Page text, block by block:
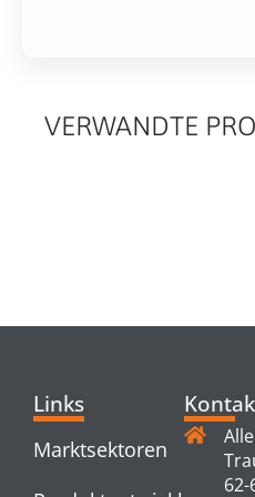
VERWANDTE
Links
Marktsektoren
62-